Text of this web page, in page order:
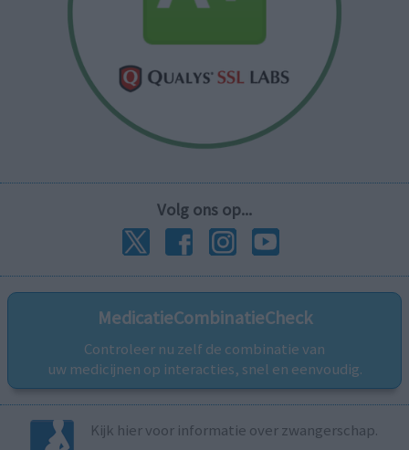
Volg ons op...
MedicatieCombinatieCheck
Controleer nu zelf de combinatie van
uw medicijnen op interacties, snel en eenvoudig.
Kijk hier voor informatie over zwangerschap.